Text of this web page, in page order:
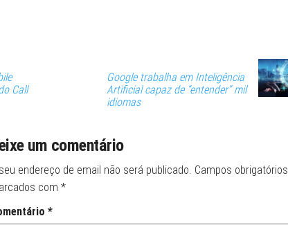
Call
Google trabalha em Inteligência
Artificial capaz de “entender” mil
idiomas
um comentário
endereço de email não será publicado. Campos obrigatórios
com *
*